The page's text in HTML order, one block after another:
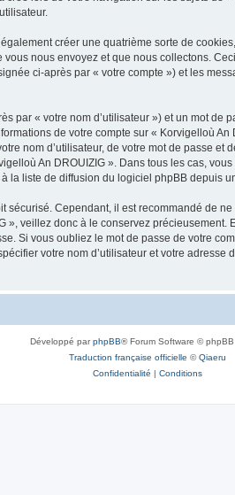
créer une quatrième sorte de
nous envoyez et que nous collectons.
ci-après par « votre compte ») et les
par « votre nom d’utilisateur ») et un mot
de votre compte sur « Korvigelloù
nom d’utilisateur, de votre mot de passe
An DROUIZIG ». Dans tous les cas,
liste de diffusion du logiciel phpBB depuis
sécurisé. Cependant, il est recommandé de
», veillez donc à le conservez
Si vous oubliez le mot de passe de votre
votre nom d’utilisateur et votre
Développé parphpBB® Forum Software © phpBB
Traduction française officielle ©Qiaeru
Confidentialité | Conditions